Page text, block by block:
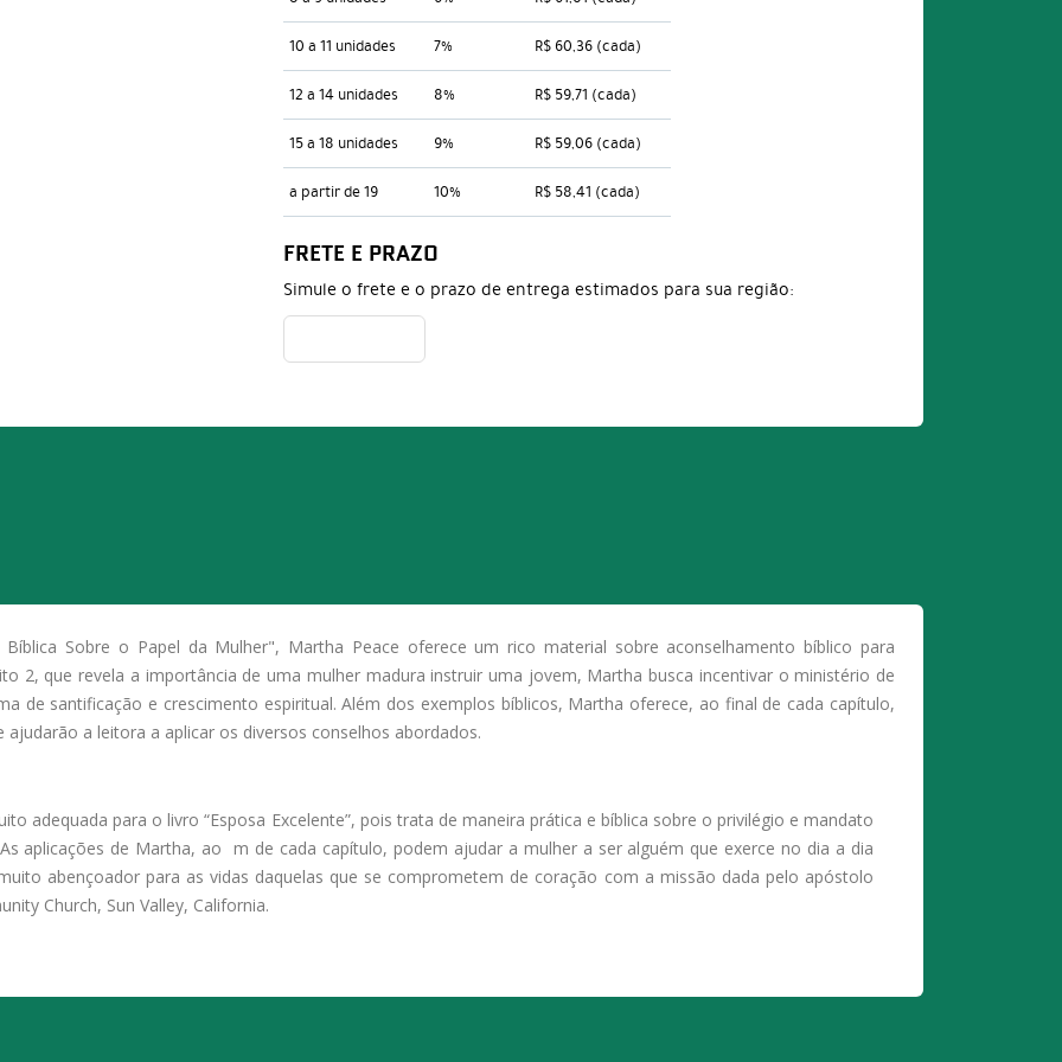
10 a 11 unidades 7% R$ 60,36 (cada)
12 a 14 unidades 8% R$ 59,71 (cada)
15 a 18 unidades 9% R$ 59,06 (cada)
a partir de 19 10% R$ 58,41 (cada)
FRETE E PRAZO
Simule o frete e o prazo de entrega estimados para sua região:
Sobre o Papel da Mulher", Martha Peace oferece um rico material sobre aconselhamento bíblico para
2, que revela a importância de uma mulher madura instruir uma jovem, Martha busca incentivar o ministério de
de santificação e crescimento espiritual. Além dos exemplos bíblicos, Martha oferece, ao final de cada capítulo,
a leitora a aplicar os diversos conselhos abordados.
adequada para o livro “Esposa Excelente”, pois trata de maneira prática e bíblica sobre o privilégio e mandato
aplicações de Martha, ao m de cada capítulo, podem ajudar a mulher a ser alguém que exerce no dia a dia
abençoador para as vidas daquelas que se comprometem de coração com a missão dada pelo apóstolo
Church, Sun Valley, California.